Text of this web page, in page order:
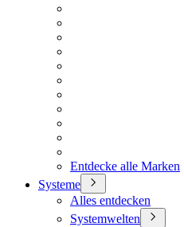
Entdecke alle Marken
Systeme
Alles entdecken
Systemwelten